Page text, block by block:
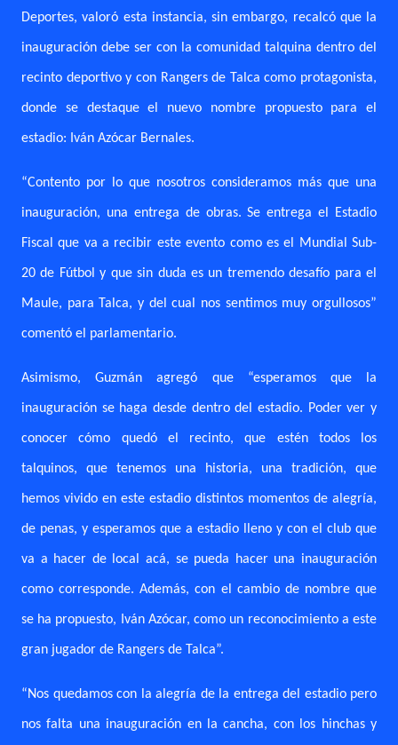
Deportes, valoró esta instancia, sin embargo, recalcó que la
inauguración debe ser con la comunidad talquina dentro del
recinto deportivo y con Rangers de Talca como protagonista,
donde se destaque el nuevo nombre propuesto para el
estadio: Iván Azócar Bernales.
“Contento por lo que nosotros consideramos más que una
inauguración, una entrega de obras. Se entrega el Estadio
Fiscal que va a recibir este evento como es el Mundial Sub-
20 de Fútbol y que sin duda es un tremendo desafío para el
Maule, para Talca, y del cual nos sentimos muy orgullosos”
comentó el parlamentario.
Asimismo, Guzmán agregó que “esperamos que la
inauguración se haga desde dentro del estadio. Poder ver y
conocer cómo quedó el recinto, que estén todos los
talquinos, que tenemos una historia, una tradición, que
hemos vivido en este estadio distintos momentos de alegría,
de penas, y esperamos que a estadio lleno y con el club que
va a hacer de local acá, se pueda hacer una inauguración
como corresponde. Además, con el cambio de nombre que
se ha propuesto, Iván Azócar, como un reconocimiento a este
gran jugador de Rangers de Talca”.
“Nos quedamos con la alegría de la entrega del estadio pero
nos falta una inauguración en la cancha, con los hinchas y